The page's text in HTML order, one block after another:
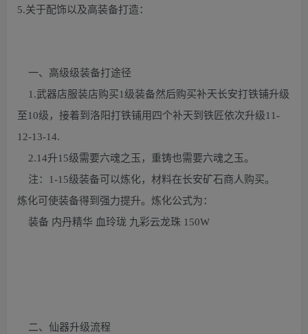
5.关于配饰以及高装备打造：
一、高级级装备打途径
1.武器店服装店购买1级装备然后购买补天长安打铁铺升级
至10级，接着到洛阳打铁铺用四个补天到铁匠依次升级11-
12-13-14.
2.14升15级需要六魂之玉，重铸也需要六魂之玉。
注：1-15级装备可以炼化，材料在长安矿石商人购买。
炼化可使装备得到强力提升。炼化公式为：
装备 内丹精华 血玲珑 九彩云龙珠 150W
二、仙器升级流程